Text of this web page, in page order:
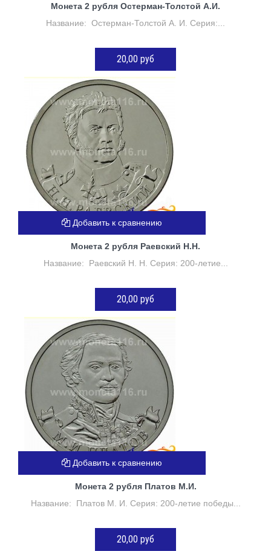
Монета 2 рубля Остерман-Толстой А.И.
Название: Остерман-Толстой А. И. Серия:...
20,00 руб
ДОБАВИТЬ В КОРЗИНУ
Монета 2 рубля Раевский Н.Н.
Название: Раевский Н. Н. Серия: 200-летие...
20,00 руб
ДОБАВИТЬ В КОРЗИНУ
Добавить к сравнению
Монета 2 рубля Платов М.И.
Название: Платов М. И. Серия: 200-летие победы...
20,00 руб
Добавить к сравнению